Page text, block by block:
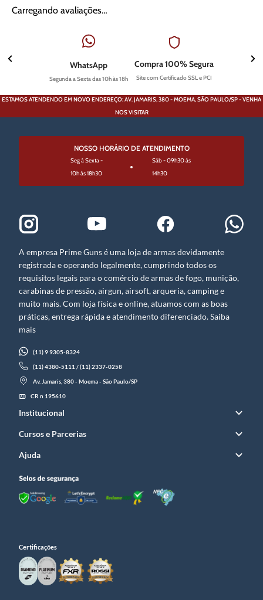
Carregando avaliações…
WhatsApp
Segunda a Sexta das 10h às 18h
Compra 100% Segura
Site com Certificado SSL e PCI
ESTAMOS ATENDENDO EM NOVO ENDEREÇO: AV. JAMARIS, 380 - MOEMA, SÃO PAULO/SP - VENHA
NOS VISITAR
NOSSO HORÁRIO DE ATENDIMENTO
Seg à Sexta -
10h às 18h30
Sáb - 09h30 às
14h30
A empresa Prime Guns é uma loja de armas devidamente
registrada e operando legalmente, cumprindo todos os
requisitos legais para o comércio de armas de fogo, munição,
carabinas de pressão, airgun, airsoft, arqueria, camping e
muito mais. Com loja física e online, atuamos com as boas
práticas, entrega rápida e atendimento diferenciado. Saiba
mais
(11) 9 9305-8324
(11) 4380-5111 / (11) 2337-0258
Av. Jamaris, 380 - Moema - São Paulo/SP
CR n 195610
Institucional
Cursos e Parcerias
Ajuda
Certificações